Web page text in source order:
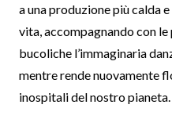
a una produzione più calda
vita, accompagnando con
bucoliche l’immaginaria
mentre rende nuovamente
inospitali del nostro pianeta.